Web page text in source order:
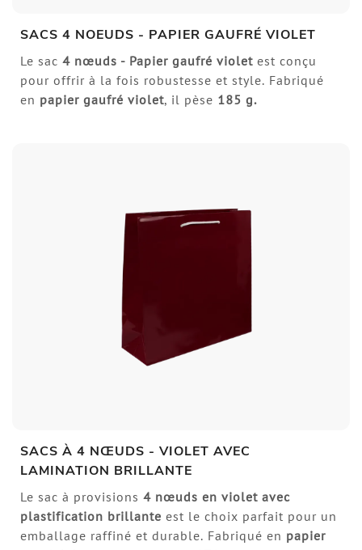
SACS 4 NOEUDS - PAPIER GAUFRÉ VIOLET
Le sac 4 nœuds - Papier gaufré violet est conçu
pour offrir à la fois robustesse et style. Fabriqué
en papier gaufré violet, il pèse 185 g.
SACS À 4 NŒUDS - VIOLET AVEC
LAMINATION BRILLANTE
Le sac à provisions 4 nœuds en violet avec
plastification brillante est le choix parfait pour un
emballage raffiné et durable. Fabriqué en papier